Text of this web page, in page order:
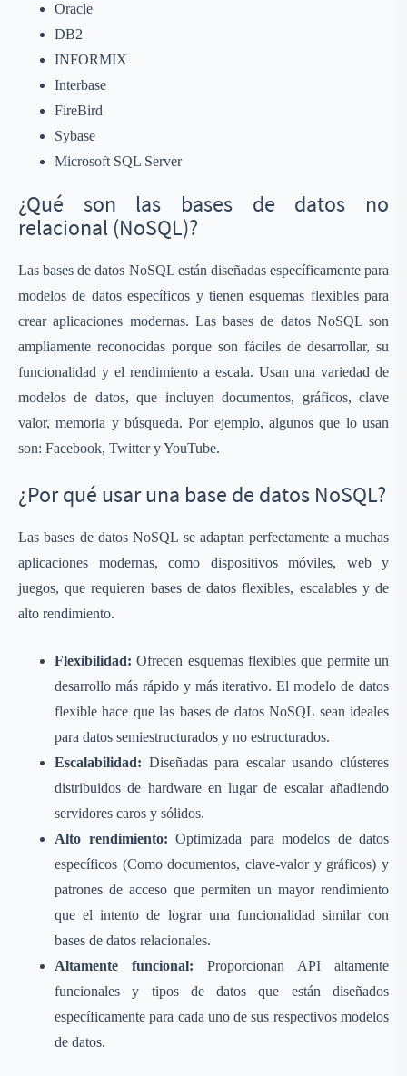
Oracle
DB2
INFORMIX
Interbase
FireBird
Sybase
Microsoft SQL Server
¿Qué son las bases de datos no
relacional (NoSQL)?
Las bases de datos NoSQL están diseñadas específicamente para
modelos de datos específicos y tienen esquemas flexibles para
crear aplicaciones modernas. Las bases de datos NoSQL son
ampliamente reconocidas porque son fáciles de desarrollar, su
funcionalidad y el rendimiento a escala. Usan una variedad de
modelos de datos, que incluyen documentos, gráficos, clave
valor, memoria y búsqueda. Por ejemplo, algunos que lo usan
son: Facebook, Twitter y YouTube.
¿Por qué usar una base de datos NoSQL?
Las bases de datos NoSQL se adaptan perfectamente a muchas
aplicaciones modernas, como dispositivos móviles, web y
juegos, que requieren bases de datos flexibles, escalables y de
alto rendimiento.
Flexibilidad:Ofrecen esquemas flexibles que permite un
desarrollo más rápido y más iterativo. El modelo de datos
flexible hace que las bases de datos NoSQL sean ideales
para datos semiestructurados y no estructurados.
Escalabilidad: Diseñadas para escalar usando clústeres
distribuidos de hardware en lugar de escalar añadiendo
servidores caros y sólidos.
Alto rendimiento: Optimizada para modelos de datos
específicos (Como documentos, clave-valor y gráficos) y
patrones de acceso que permiten un mayor rendimiento
que el intento de lograr una funcionalidad similar con
bases de datos relacionales.
Altamente funcional: Proporcionan API altamente
funcionales y tipos de datos que están diseñados
específicamente para cada uno de sus respectivos modelos
de datos.